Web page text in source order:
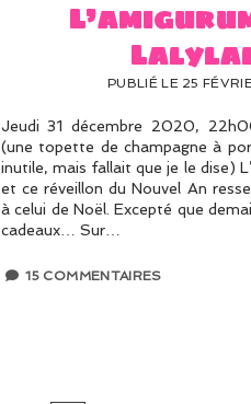
PUBLIÉ LE 25
Jeudi 31 décembre 2020,
(une topette de champagne à
inutile, mais fallait que je le dise)
et ce réveillon du Nouvel An
à celui de Noël. Excepté que
cadeaux… Sur…
15 COMMENTAIRES